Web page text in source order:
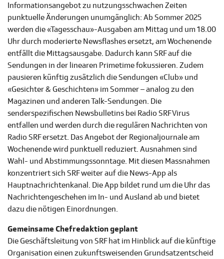
Informationsangebot zu nutzungsschwachen Zeiten
punktuelle Änderungen unumgänglich: Ab Sommer 2025
werden die «Tagesschau»-Ausgaben am Mittag und um 18.00
Uhr durch moderierte Newsflashes ersetzt, am Wochenende
entfällt die Mittagsausgabe. Dadurch kann SRF auf die
Sendungen in der linearen Primetime fokussieren. Zudem
pausieren künftig zusätzlich die Sendungen «Club» und
«Gesichter & Geschichten» im Sommer – analog zu den
Magazinen und anderen Talk-Sendungen. Die
senderspezifischen Newsbulletins bei Radio SRF Virus
entfallen und werden durch die regulären Nachrichten von
Radio SRF ersetzt. Das Angebot der Regionaljournale am
Wochenende wird punktuell reduziert. Ausnahmen sind
Wahl- und Abstimmungssonntage. Mit diesen Massnahmen
konzentriert sich SRF weiter auf die News-App als
Hauptnachrichtenkanal. Die App bildet rund um die Uhr das
Nachrichtengeschehen im In- und Ausland ab und bietet
dazu die nötigen Einordnungen.
Gemeinsame Chefredaktion geplant
Die Geschäftsleitung von SRF hat im Hinblick auf die künftige
Organisation einen zukunftsweisenden Grundsatzentscheid